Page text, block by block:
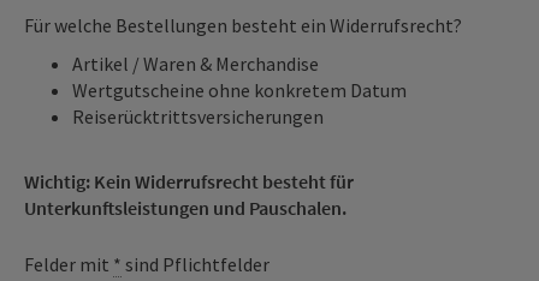
Für welche Bestellungen besteht ein Widerrufsrecht?
Artikel / Waren & Merchandise
Wertgutscheine ohne konkretem Datum
Reiserücktrittsversicherungen
Wichtig: Kein Widerrufsrecht besteht für
Unterkunftsleistungen und Pauschalen.
Felder mit * sind Pflichtfelder